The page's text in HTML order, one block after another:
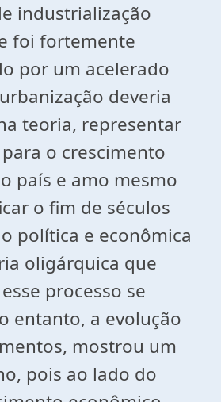
industrialização
foi fortemente
por um acelerado
deveria
teoria, representar
o crescimento
país e amo mesmo
o fim de séculos
política e econômica
oligárquica que
processo se
entanto, a evolução
mostrou um
pois ao lado do